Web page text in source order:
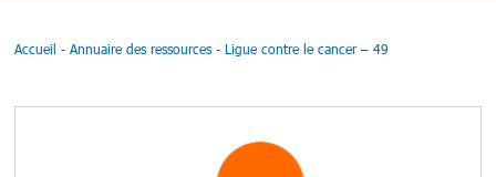
Accueil - Annuaire des ressources- Ligue contre le cancer – 49